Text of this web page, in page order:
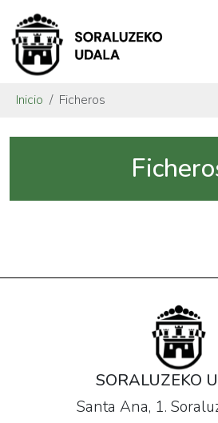
Inicio Ficheros
SORALUZEKO
Santa Ana, 1.